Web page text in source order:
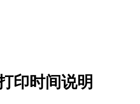
印时间说明